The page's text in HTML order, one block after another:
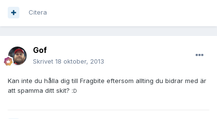
Citera
Gof
Skrivet 18 oktober, 2013
Kan inte du hålla dig till Fragbite eftersom allting du bidrar med är
att spamma ditt skit? : D